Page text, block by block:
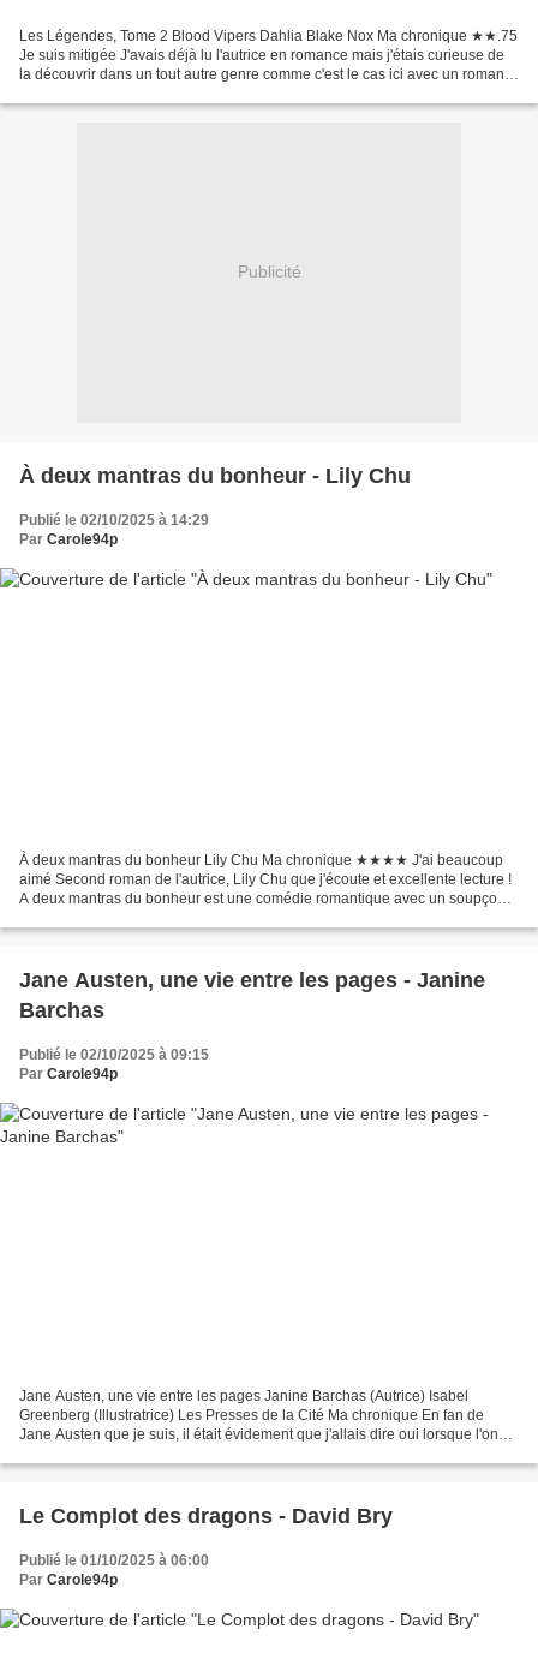
Les Légendes, Tome 2 Blood Vipers Dahlia Blake Nox Ma chronique ★★.75
Je suis mitigée J'avais déjà lu l'autrice en romance mais j'étais curieuse de
la découvrir dans un tout autre genre comme c'est le cas ici avec un romantic
Publicité
À deux mantras du bonheur - Lily Chu
Publié le 02/10/2025 à 14:29
Par Carole94p
À deux mantras du bonheur Lily Chu Ma chronique ★★★★ J'ai beaucoup
aimé Second roman de l'autrice, Lily Chu que j'écoute et excellente lecture !
A deux mantras du bonheur est une comédie romantique avec un soupçon
Jane Austen, une vie entre les pages - Janine
Barchas
Publié le 02/10/2025 à 09:15
Par Carole94p
Jane Austen, une vie entre les pages Janine Barchas (Autrice) Isabel
Greenberg (Illustratrice) Les Presses de la Cité Ma chronique En fan de
Jane Austen que je suis, il était évidement que j'allais dire oui lorsque l'on
Le Complot des dragons - David Bry
Publié le 01/10/2025 à 06:00
Par Carole94p